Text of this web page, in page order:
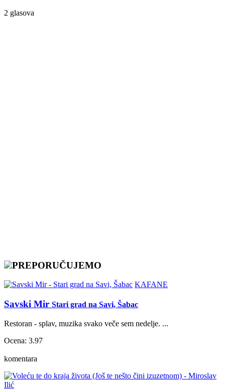
2 glasova
PREPORUČUJEMO
KAFANE
Savski Mir Stari grad na Savi, Šabac
Restoran - splav, muzika svako veče sem nedelje. ...
Ocena: 3.97
komentara